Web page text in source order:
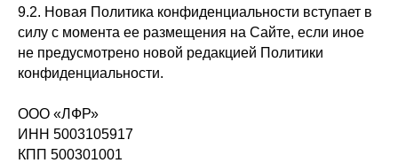
9.2. Новая Политика конфиденциальности вступает в
силу с момента ее размещения на Сайте, если иное
не предусмотрено новой редакцией Политики
конфиденциальности.
ООО «ЛФР»
ИНН 5003105917
КПП 500301001